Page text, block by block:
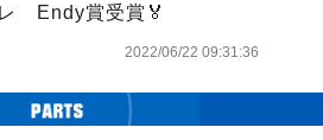
　Endy賞受賞🏅
2022/06/22 09:31:36